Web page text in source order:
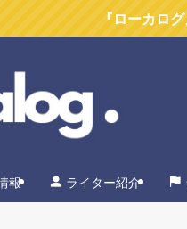
『ローカログ』の
報 ライター紹介